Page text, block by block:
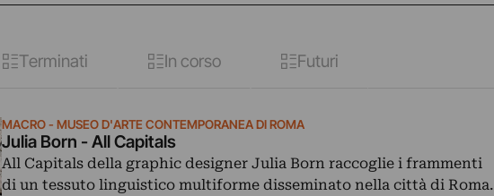
Terminati In corso Futuri
MACRO - MUSEO D'ARTE CONTEMPORANEA DI ROMA
Julia Born - All Capitals
All Capitals della graphic designer Julia Born raccoglie i frammenti
di un tessuto linguistico multiforme disseminato nella città di Roma.